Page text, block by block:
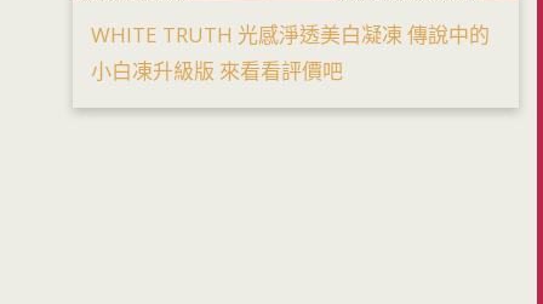
WHITE TRUTH 光感淨透美白凝凍 傳說中的
小白凍升級版 來看看評價吧